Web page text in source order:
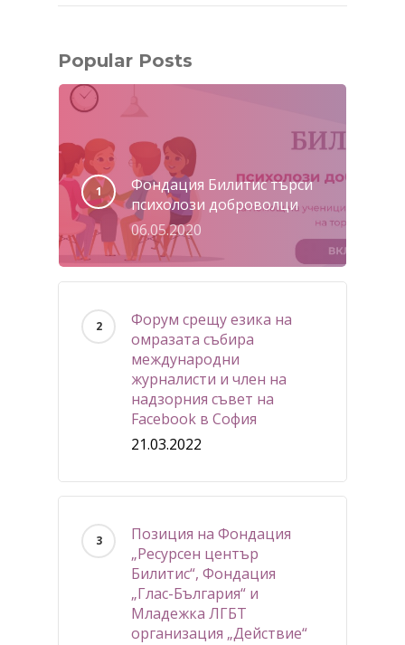
Popular Posts
Фондация Билитис търси
психолози доброволци
06.05.2020
Форум срещу езика на
омразата събира
международни
журналисти и член на
надзорния съвет на
Facebook в София
21.03.2022
Позиция на Фондация
„Ресурсен център
Билитис“, Фондация
„Глас-България“ и
Младежка ЛГБТ
организация „Действие“